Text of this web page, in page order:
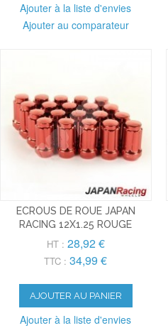
Ajouter à la liste d'envies
Ajouter au comparateur
ECROUS DE ROUE JAPAN
RACING 12X1.25 ROUGE
HT : 28,92 €
TTC : 34,99 €
AJOUTER AU PANIER
Ajouter à la liste d'envies